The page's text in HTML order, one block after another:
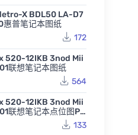
X BDL50 LA-D7
惠普笔记本图纸
172
520-12IKB 3nod Mii
联想笔记本图纸
564
520-12IKB 3nod Mii
联想笔记本点位图PD
133